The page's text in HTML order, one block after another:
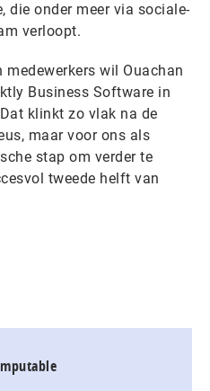
die onder meer via sociale-
verloopt.
wil Ouachan
Business Software in
klinkt zo vlak na de
maar voor ons als
stap om verder te
tweede helft van